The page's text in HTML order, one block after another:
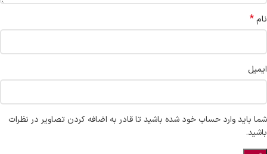
نام*
ایمیل
شما باید وارد حساب خود شده باشید تا قادر به اضافه کردن تصاویر در نظرات
باشید.